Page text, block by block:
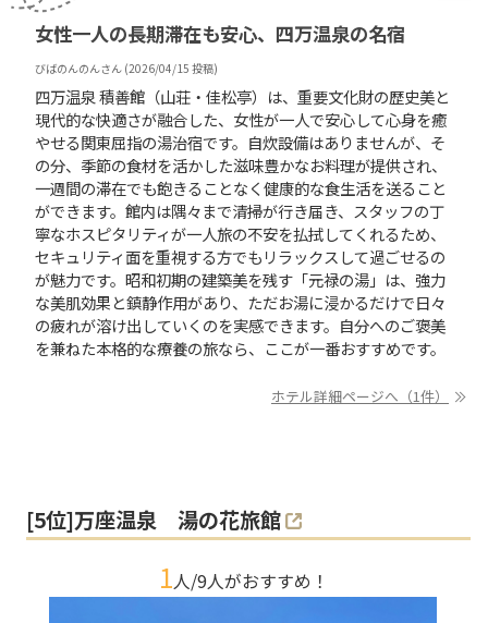
女性一人の長期滞在も安心、四万温泉の名宿
びばのんのんさん (2026/04/15 投稿)
四万温泉 積善館（山荘・佳松亭）は、重要文化財の歴史美と
現代的な快適さが融合した、女性が一人で安心して心身を癒
やせる関東屈指の湯治宿です。自炊設備はありませんが、そ
の分、季節の食材を活かした滋味豊かなお料理が提供され、
一週間の滞在でも飽きることなく健康的な食生活を送ること
ができます。館内は隅々まで清掃が行き届き、スタッフの丁
寧なホスピタリティが一人旅の不安を払拭してくれるため、
セキュリティ面を重視する方でもリラックスして過ごせるの
が魅力です。昭和初期の建築美を残す「元禄の湯」は、強力
な美肌効果と鎮静作用があり、ただお湯に浸かるだけで日々
の疲れが溶け出していくのを実感できます。自分へのご褒美
を兼ねた本格的な療養の旅なら、ここが一番おすすめです。
ホテル詳細ページへ（1件）
[5位]万座温泉 湯の花旅館
1人/9人がおすすめ！